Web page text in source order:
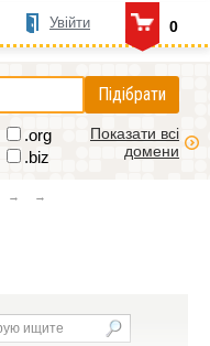
0
Увійти
Підібрати
.org
.biz
Показати всі
домени